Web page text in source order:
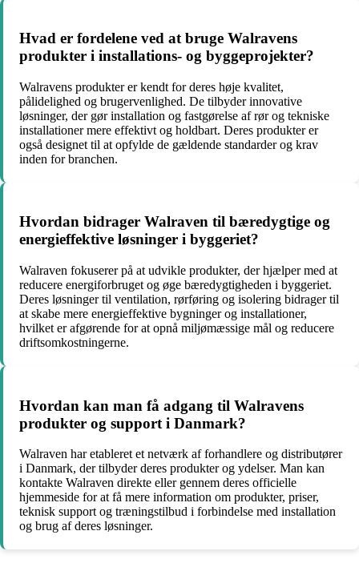
Hvad er fordelene ved at bruge Walravens
produkter i installations- og byggeprojekter?
Walravens produkter er kendt for deres høje kvalitet,
pålidelighed og brugervenlighed. De tilbyder innovative
løsninger, der gør installation og fastgørelse af rør og tekniske
installationer mere effektivt og holdbart. Deres produkter er
også designet til at opfylde de gældende standarder og krav
inden for branchen.
Hvordan bidrager Walraven til bæredygtige og
energieffektive løsninger i byggeriet?
Walraven fokuserer på at udvikle produkter, der hjælper med at
reducere energiforbruget og øge bæredygtigheden i byggeriet.
Deres løsninger til ventilation, rørføring og isolering bidrager til
at skabe mere energieffektive bygninger og installationer,
hvilket er afgørende for at opnå miljømæssige mål og reducere
driftsomkostningerne.
Hvordan kan man få adgang til Walravens
produkter og support i Danmark?
Walraven har etableret et netværk af forhandlere og distributører
i Danmark, der tilbyder deres produkter og ydelser. Man kan
kontakte Walraven direkte eller gennem deres officielle
hjemmeside for at få mere information om produkter, priser,
teknisk support og træningstilbud i forbindelse med installation
og brug af deres løsninger.